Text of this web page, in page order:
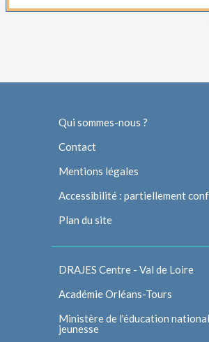
Qui sommes-nous ?
Contact
Mentions légales
Accessibilité : partiellement
Plan du site
DRAJES Centre - Val de Loire
Académie Orléans-Tours
Ministère de l'éducation
jeunesse